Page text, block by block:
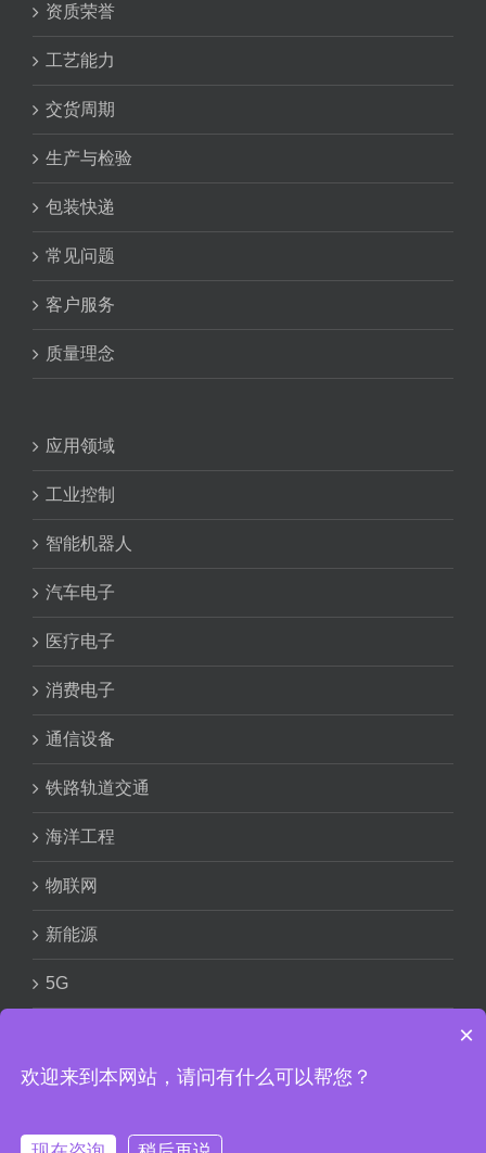
资质荣誉
工艺能力
交货周期
生产与检验
包装快递
常见问题
客户服务
质量理念
应用领域
工业控制
智能机器人
汽车电子
医疗电子
消费电子
通信设备
铁路轨道交通
海洋工程
物联网
新能源
5G
赣ICP备18009266号Copyright © 2024 信丰汇和电路有限公
×
欢迎来到本网站，请问有什么可以帮您？